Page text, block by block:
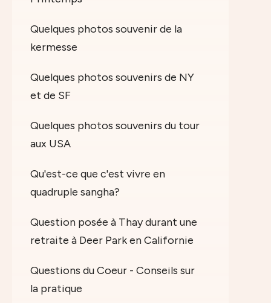
Quelques photos souvenir de la
kermesse
Quelques photos souvenirs de NY
et de SF
Quelques photos souvenirs du tour
aux USA
Qu'est-ce que c'est vivre en
quadruple sangha?
Question posée à Thay durant une
retraite à Deer Park en Californie
Questions du Coeur - Conseils sur
la pratique